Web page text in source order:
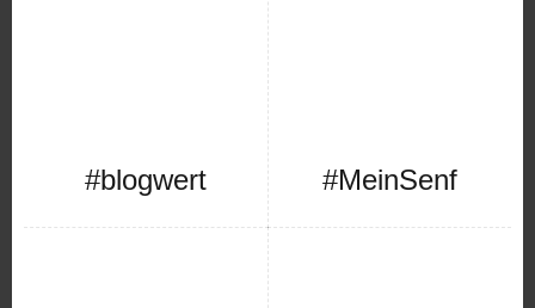
#blogwert #MeinSenf